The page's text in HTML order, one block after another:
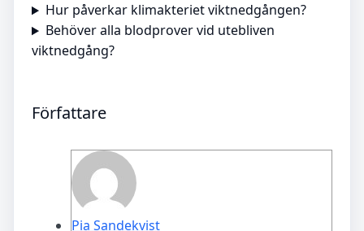
Hur påverkar klimakteriet viktnedgången?
Behöver alla blodprover vid utebliven
viktnedgång?
Författare
Pia Sandekvist